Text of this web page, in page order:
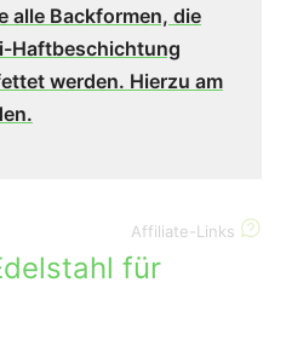
alle Backformen, die
Haftbeschichtung
werden. Hierzu am
Affiliate-Links
für